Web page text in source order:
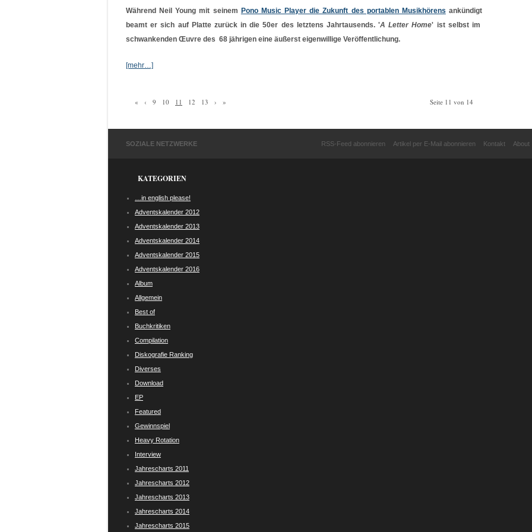
Während Neil Young mit seinem Pono Music Player die Zukunft des portablen Musikhörens ankündigt
beamt er sich auf Platte zurück in die 50er des letztens Jahrtausends. 'A Letter Home' ist selbst im
schwankenden Œuvre des 68 jährigen eine äußerst eigenwillige Veröffentlichung.
[mehr…]
« ‹ 9 10 11 12 13 › » Seite 11 von 14
SOZIALE NETZWERKE RSS-Feed abonnieren Artikel per E-Mail abonnieren Kontakt About
KATEGORIEN
…in english please!
Adventskalender 2012
Adventskalender 2013
Adventskalender 2014
Adventskalender 2015
Adventskalender 2016
Album
Allgemein
Best of
Buchkritiken
Compilation
Diskografie Ranking
Diverses
Download
EP
Featured
Gewinnspiel
Heavy Rotation
Interview
Jahrescharts 2011
Jahrescharts 2012
Jahrescharts 2013
Jahrescharts 2014
Jahrescharts 2015